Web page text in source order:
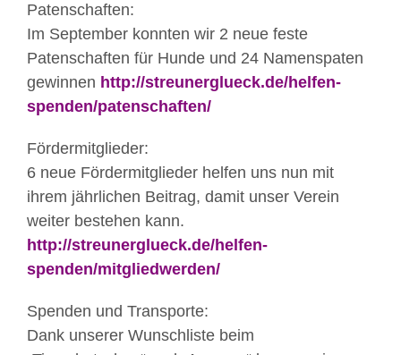
Patenschaften:
Im September konnten wir 2 neue feste
Patenschaften für Hunde und 24 Namenspaten
gewinnen http://streunerglueck.de/helfen-
spenden/patenschaften/
Fördermitglieder:
6 neue Fördermitglieder helfen uns nun mit
ihrem jährlichen Beitrag, damit unser Verein
weiter bestehen kann.
http://streunerglueck.de/helfen-
spenden/mitgliedwerden/
Spenden und Transporte:
Dank unserer Wunschliste beim